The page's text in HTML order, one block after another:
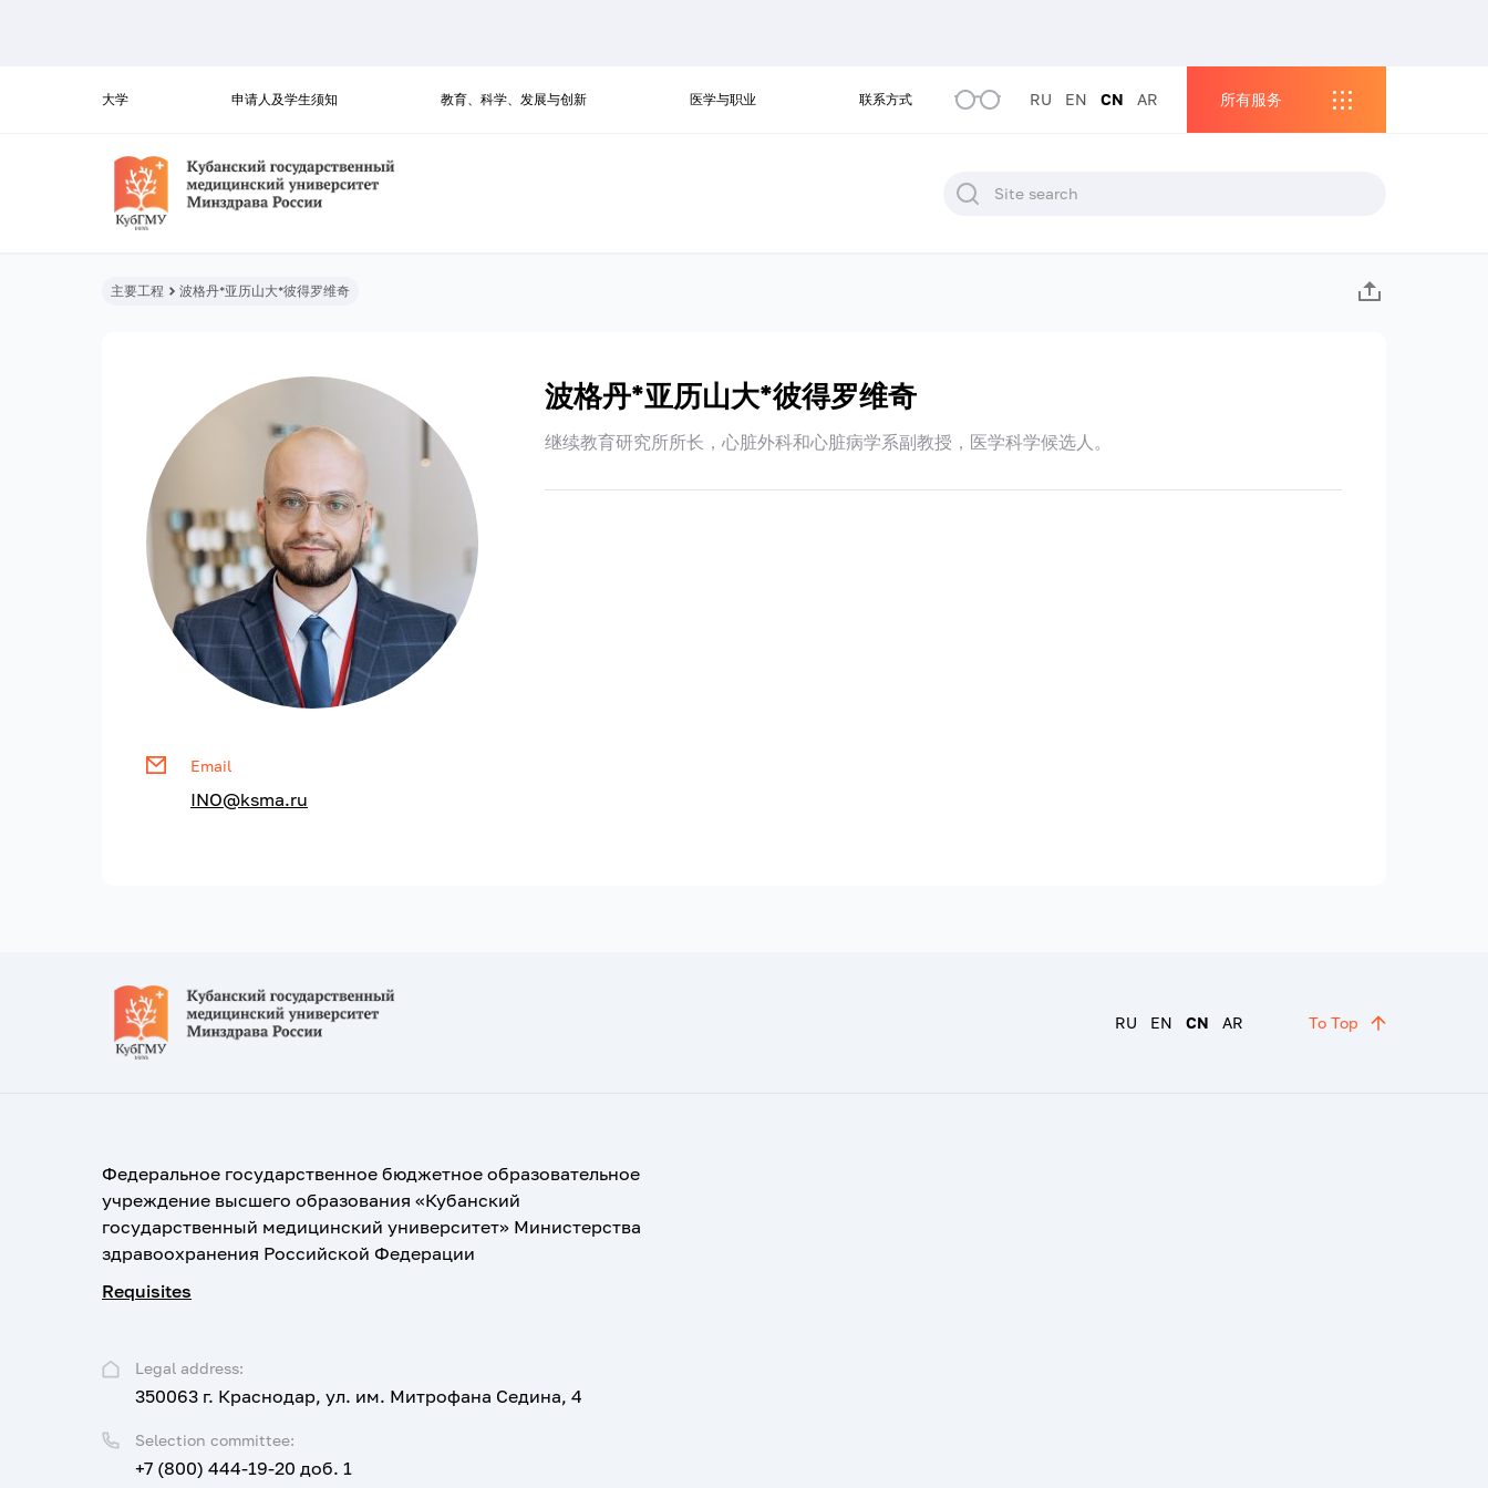
大学 申请人及学生须知 教育、科学、发展与创新 医学与职业 联系方式 RU EN CN AR 所有服务
主要工程 波格丹*亚历山大*彼得罗维奇
Email
INO@ksma.ru
波格丹*亚历山大*彼得罗维奇
继续教育研究所所长，心脏外科和心脏病学系副教授，医学科学候选人。
RU EN CN AR To Top
Федеральное государственное бюджетное образовательное
учреждение высшего образования «Кубанский
государственный медицинский университет» Министерства
здравоохранения Российской Федерации
Requisites
Legal address:
350063 г. Краснодар, ул. им. Митрофана Седина, 4
Selection committee:
+7 (800) 444-19-20 доб. 1